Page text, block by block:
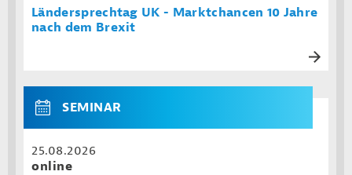
Ländersprechtag UK - Marktchancen 10 Jahre
nach dem Brexit
SEMINAR
25.08.2026
online